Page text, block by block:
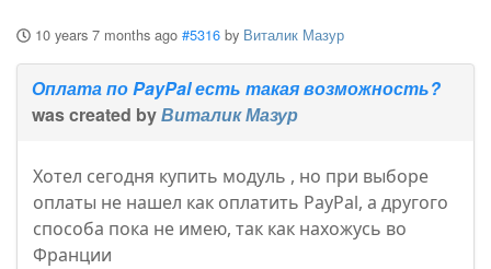
10 years 7 months ago #5316 by Виталик Мазур
Оплата по PayPal есть такая возможность?
was created byВиталик Мазур
Хотел сегодня купить модуль , но при выборе
оплаты не нашел как оплатить PayPal, а другого
способа пока не имею, так как нахожусь во
Франции